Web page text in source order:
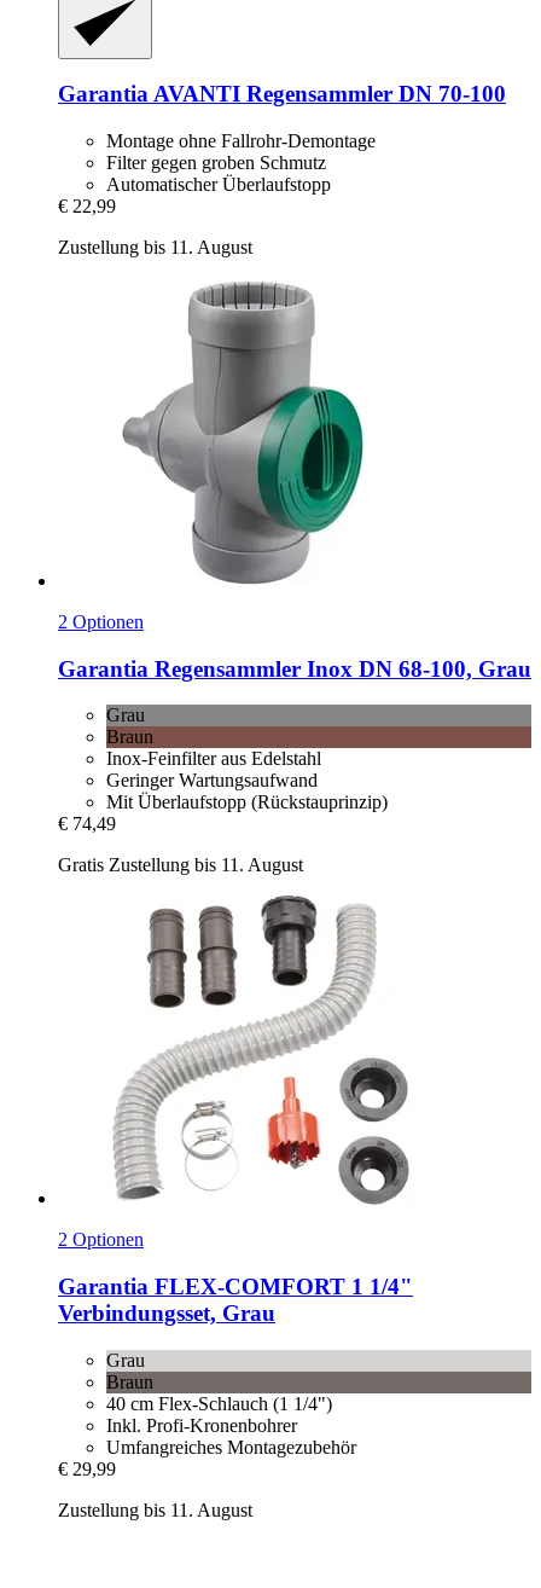
GarantiaAVANTI Regensammler DN 70-​100
Montage ohne Fallrohr-Demontage
Filter gegen groben Schmutz
Automatischer Überlaufstopp
€ 22,99
Zustellung bis 11. August
2 Optionen
Garantia Regensammler Inox DN 68-​100, Grau
Grau
Braun
Inox-Feinfilter aus Edelstahl
Geringer Wartungsaufwand
Mit Überlaufstopp (Rückstauprinzip)
€ 74,49
Gratis Zustellung bis 11. August
2 Optionen
Garantia FLEX-​COMFORT 1 1/4"
Verbindungsset, Grau
Grau
Braun
40 cm Flex-Schlauch (1 1/4")
Inkl. Profi-Kronenbohrer
Umfangreiches Montagezubehör
€ 29,99
Zustellung bis 11. August